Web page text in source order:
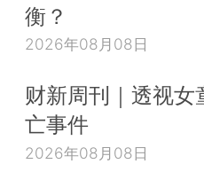
衡？
2026年08月08日
财新周刊｜透视女
亡事件
2026年08月08日